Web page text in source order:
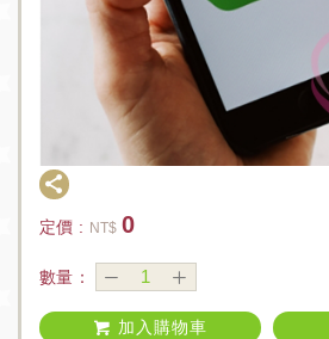
定價 : NT$ 0
數量：
加入購物車